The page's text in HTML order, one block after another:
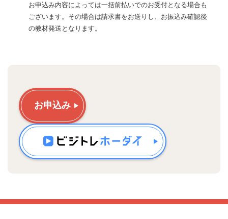
お申込み内容によっては一括前払いでのお受付となる場合も
ございます。その場合は請求書をお送りし、お振込み確認後
の教材発送となります。
お申込み